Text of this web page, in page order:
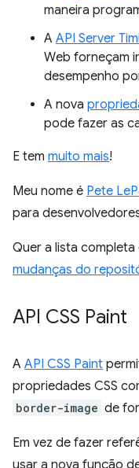
maneira
A API Server
Web forneçam
desempenho
A nova
pode fazer as
E tem muito mais!
Meu nome é Pete
para
Quer a lista
mudanças do
API CSS Paint
A API CSS Paint
propriedades CSS
border-image de
Em vez de fazer
usar a nova função